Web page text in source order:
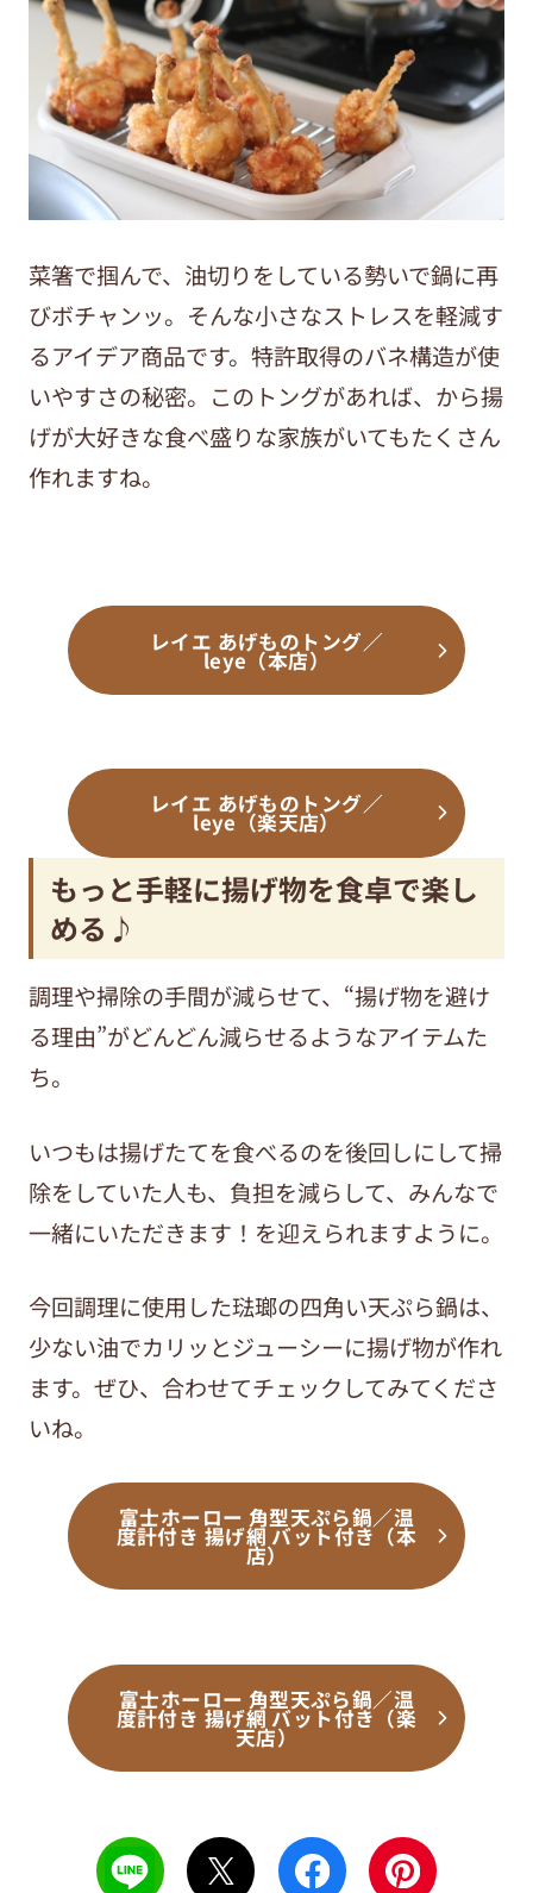
菜箸で掴んで、油切りをしている勢いで鍋に再
びボチャンッ。そんな小さなストレスを軽減す
るアイデア商品です。特許取得のバネ構造が使
いやすさの秘密。このトングがあれば、から揚
げが大好きな食べ盛りな家族がいてもたくさん
作れますね。
レイエ あげものトング／
leye（本店）
レイエ あげものトング／
leye（楽天店）
もっと手軽に揚げ物を食卓で楽し
める♪
調理や掃除の手間が減らせて、“揚げ物を避け
る理由”がどんどん減らせるようなアイテムた
ち。
いつもは揚げたてを食べるのを後回しにして掃
除をしていた人も、負担を減らして、みんなで
一緒にいただきます！を迎えられますように。
今回調理に使用した琺瑯の四角い天ぷら鍋は、
少ない油でカリッとジューシーに揚げ物が作れ
ます。ぜひ、合わせてチェックしてみてくださ
いね。
富士ホーロー 角型天ぷら鍋／温
度計付き 揚げ網 バット付き（本
店）
富士ホーロー 角型天ぷら鍋／温
度計付き 揚げ網 バット付き（楽
天店）